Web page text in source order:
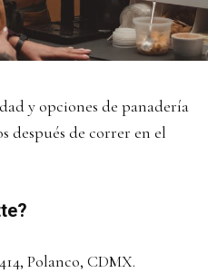
y opciones de panadería
después de correr en el
Polanco, CDMX.